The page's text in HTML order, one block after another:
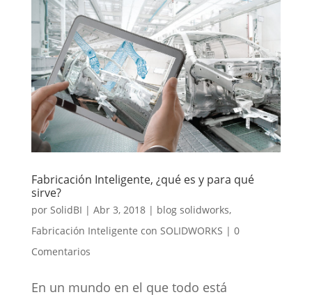
Fabricación Inteligente, ¿qué es y para qué
sirve?
por SolidBI | Abr 3, 2018| blog solidworks,
Fabricación Inteligente con SOLIDWORKS | 0
Comentarios
En un mundo en el que todo está